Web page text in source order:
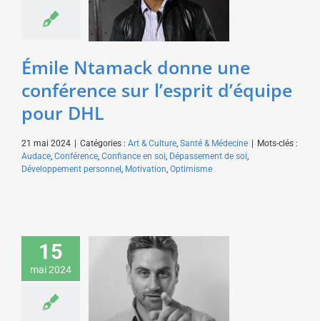
DHL
Art & Culture
Santé &
Médecine
Émile Ntamack donne une
conférence sur l’esprit d’équipe
pour DHL
21 mai 2024 | Catégories : Art & Culture Santé & Médecine | Mots-clés :
Audace Conférence Confiance en soi Dépassement de soi
Développement personnel Motivation Optimisme
15
mai 2024
Mathieu Baudin donne
une conférence sur la
prospective pour Colas
Art & Culture Economie &
Management
Environnement &